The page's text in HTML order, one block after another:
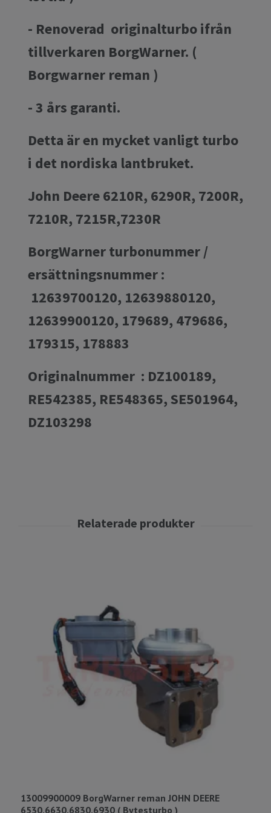
- Renoverad originalturbo ifrån
tillverkaren BorgWarner. (
Borgwarner reman )
- 3 års garanti.
Detta är en mycket vanligt turbo
i det nordiska lantbruket.
John Deere 6210R, 6290R, 7200R,
7210R, 7215R,7230R
BorgWarner turbonummer /
ersättningsnummer :
12639700120, 12639880120,
12639900120, 179689, 479686,
179315, 178883
Originalnummer : DZ100189,
RE542385, RE548365, SE501964,
DZ103298
13009900009 BorgWarner reman JOHN DEERE
6530,6630,6830,6930 ( Bytesturbo )